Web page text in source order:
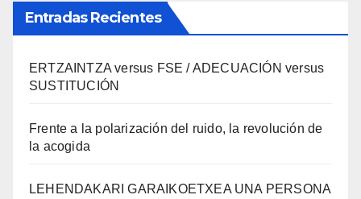
Entradas Recientes
ERTZAINTZA versus FSE / ADECUACIÓN versus
SUSTITUCIÓN
Frente a la polarización del ruido, la revolución de
la acogida
LEHENDAKARI GARAIKOETXEA UNA PERSONA